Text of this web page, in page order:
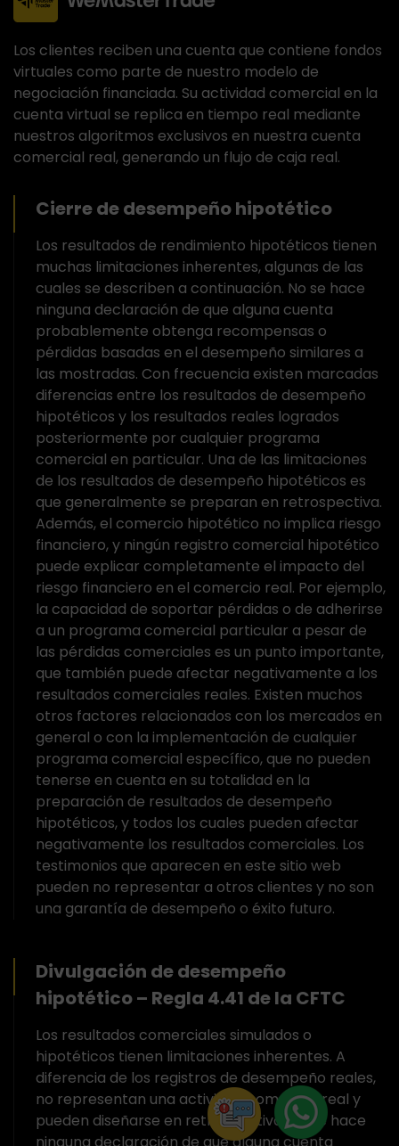
Los clientes reciben una cuenta que contiene fondos
virtuales como parte de nuestro modelo de
negociación financiada. Su actividad comercial en la
cuenta virtual se replica en tiempo real mediante
nuestros algoritmos exclusivos en nuestra cuenta
comercial real, generando un flujo de caja real.
Cierre de desempeño hipotético
Los resultados de rendimiento hipotéticos tienen
muchas limitaciones inherentes, algunas de las
cuales se describen a continuación. No se hace
ninguna declaración de que alguna cuenta
probablemente obtenga recompensas o
pérdidas basadas en el desempeño similares a
las mostradas. Con frecuencia existen marcadas
diferencias entre los resultados de desempeño
hipotéticos y los resultados reales logrados
posteriormente por cualquier programa
comercial en particular. Una de las limitaciones
de los resultados de desempeño hipotéticos es
que generalmente se preparan en retrospectiva.
Además, el comercio hipotético no implica riesgo
financiero, y ningún registro comercial hipotético
puede explicar completamente el impacto del
riesgo financiero en el comercio real. Por ejemplo,
la capacidad de soportar pérdidas o de adherirse
a un programa comercial particular a pesar de
las pérdidas comerciales es un punto importante,
que también puede afectar negativamente a los
resultados comerciales reales. Existen muchos
otros factores relacionados con los mercados en
general o con la implementación de cualquier
programa comercial específico, que no pueden
tenerse en cuenta en su totalidad en la
preparación de resultados de desempeño
hipotéticos, y todos los cuales pueden afectar
negativamente los resultados comerciales. Los
testimonios que aparecen en este sitio web
pueden no representar a otros clientes y no son
una garantía de desempeño o éxito futuro.
Divulgación de desempeño
hipotético – Regla 4.41 de la CFTC
Los resultados comerciales simulados o
hipotéticos tienen limitaciones inherentes. A
diferencia de los registros de desempeño reales,
no representan una actividad comercial real y
pueden diseñarse en retrospectiva. No se hace